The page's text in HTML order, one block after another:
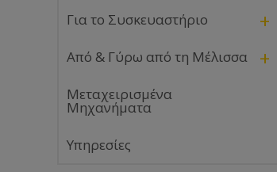
Για το Συσκευαστήριο +
Από & Γύρω από τη Μέλισσα +
Μεταχειρισμένα
Μηχανήματα
Υπηρεσίες